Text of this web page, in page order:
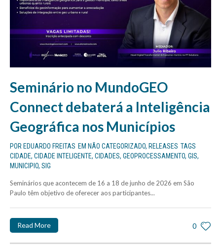
Seminário no MundoGEO
Connect debaterá a Inteligência
Geográfica nos Municípios
POR EDUARDO FREITAS EM NÃO CATEGORIZADO, RELEASES TAGS
CIDADE, CIDADE INTELIGENTE, CIDADES, GEOPROCESSAMENTO, GIS,
MUNICIPIO, SIG
Seminários que acontecem de 16 a 18 de junho de 2026 em São
Paulo têm objetivo de oferecer aos participantes...
0
Read More